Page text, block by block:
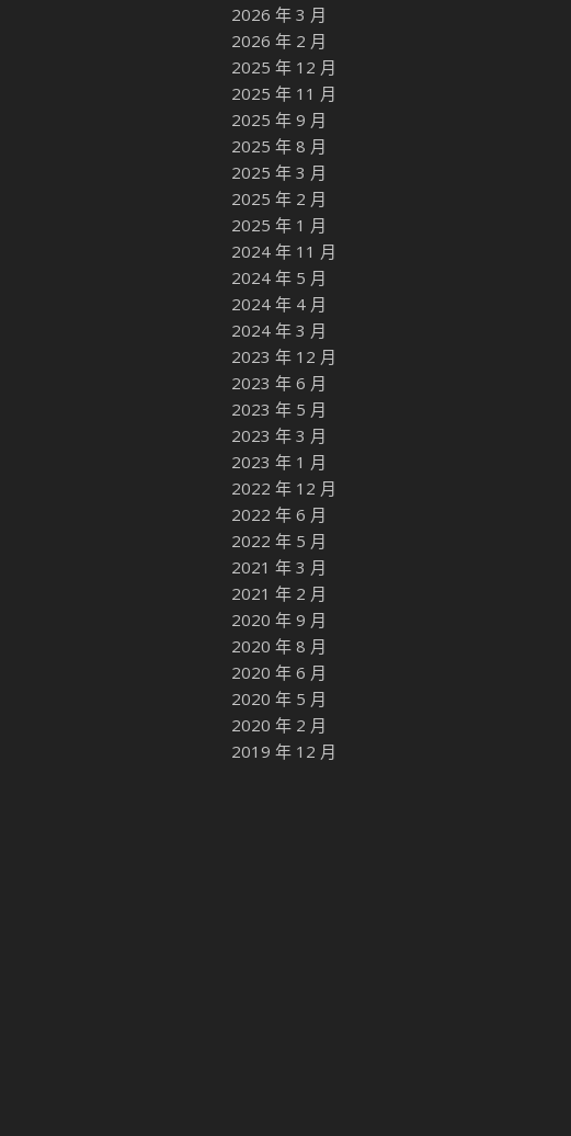
2026 年 3 月
2026 年 2 月
2025 年 12 月
2025 年 11 月
2025 年 9 月
2025 年 8 月
2025 年 3 月
2025 年 2 月
2025 年 1 月
2024 年 11 月
2024 年 5 月
2024 年 4 月
2024 年 3 月
2023 年 12 月
2023 年 6 月
2023 年 5 月
2023 年 3 月
2023 年 1 月
2022 年 12 月
2022 年 6 月
2022 年 5 月
2021 年 3 月
2021 年 2 月
2020 年 9 月
2020 年 8 月
2020 年 6 月
2020 年 5 月
2020 年 2 月
2019 年 12 月